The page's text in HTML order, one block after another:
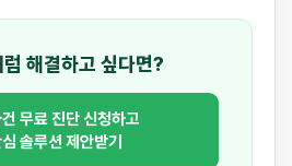
해결하고 싶다면?
무료 진단 신청하고
솔루션 제안받기